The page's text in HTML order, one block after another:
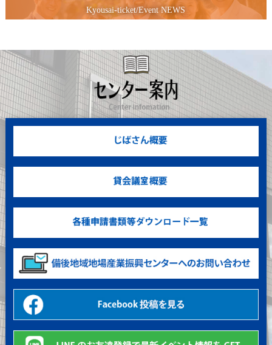
地域製造業でイキイキと働く若者の姿をご紹介。
福山地域の物産をご紹介。
備後の地場産品
地域の地場産業のご紹介。
補助金交付事業
活用事例の紹介
Kyousai-ticket/Event NEWS